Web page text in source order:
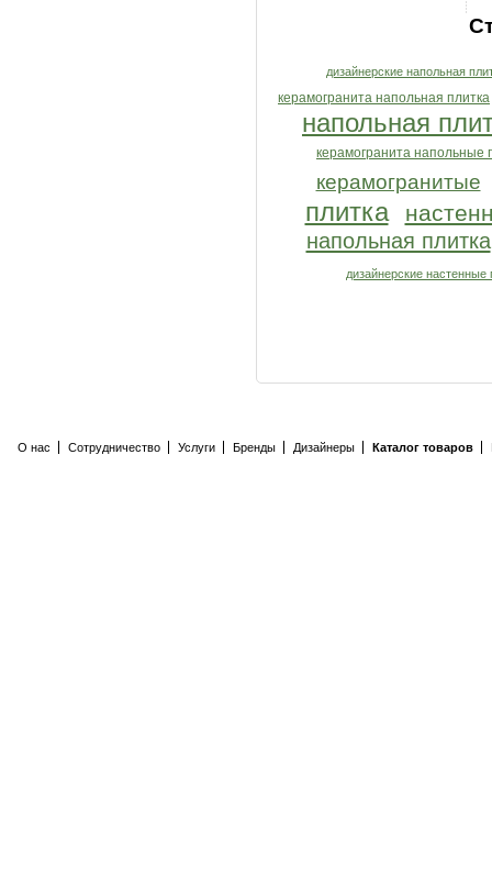
дизайнерские напольная
керамогранита напольная плитка
напольная
керамогранита напольные
керамогранитые
плитка
напольная плитка
дизайнерские настенные
О нас Сотрудничество Услуги Бренды Дизайнеры Каталог товаров